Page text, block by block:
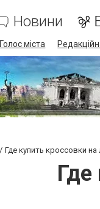
Новини
Голос міста
Где купить кроссовки
Где